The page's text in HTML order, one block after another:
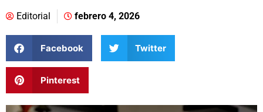
Editorial febrero 4, 2026
Facebook Twitter
Pinterest